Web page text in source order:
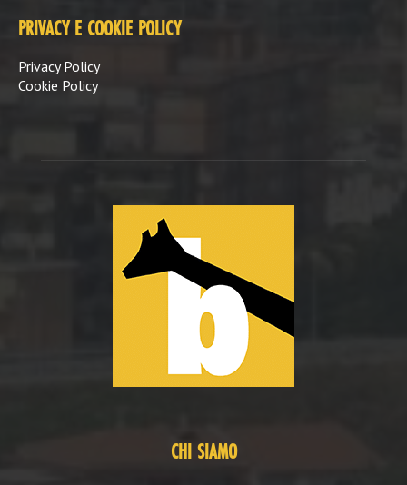
PRIVACY E COOKIE POLICY
Privacy Policy
Cookie Policy
CHI SIAMO